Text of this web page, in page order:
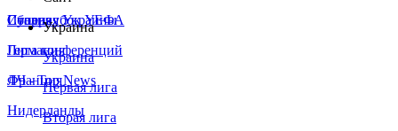
Сборная Украины
Италия
Германия
Франция
Нидерланды
Суперкубок УЕФА
Лига конференций
ЛЧ - Top News
Украина
Украина
Первая лига
Вторая лига